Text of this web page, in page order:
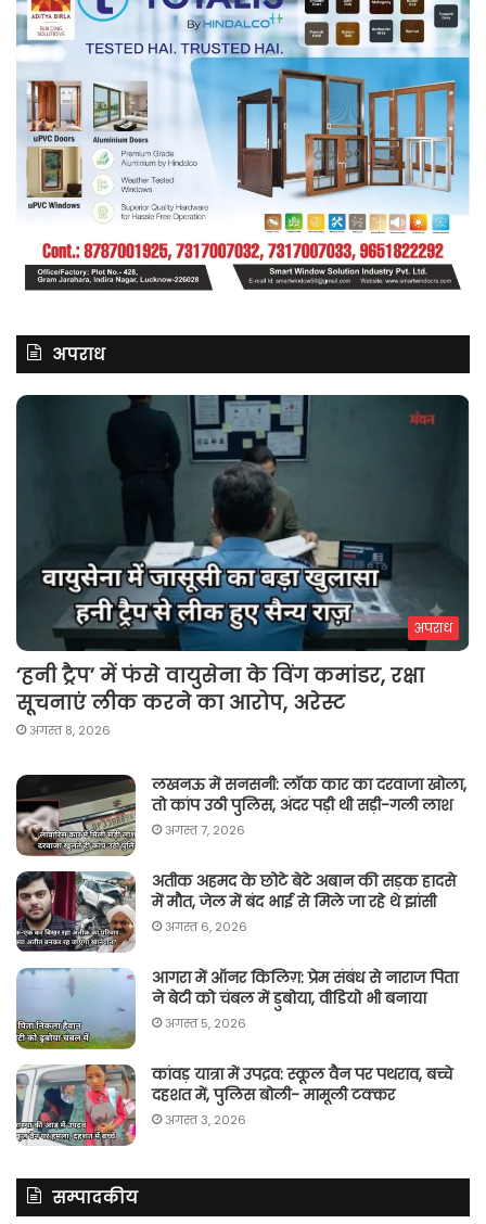
अपराध
अपराध
‘हनी ट्रैप’ में फंसे वायुसेना के विंग कमांडर, रक्षा
सूचनाएं लीक करने का आरोप, अरेस्ट
अगस्त 8, 2026
लखनऊ में सनसनी: लॉक कार का दरवाजा खोला,
तो कांप उठी पुलिस, अंदर पड़ी थी सड़ी-गली लाश
अगस्त 7, 2026
अतीक अहमद के छोटे बेटे अबान की सड़क हादसे
में मौत, जेल में बंद भाई से मिले जा रहे थे झांसी
अगस्त 6, 2026
आगरा में ऑनर किलिग़: प्रेम संबंध से नाराज पिता
ने बेटी को चंबल में डुबोया, वीडियो भी बनाया
अगस्त 5, 2026
कांवड़ यात्रा में उपद्रव: स्कूल वैन पर पथराव, बच्चे
दहशत में, पुलिस बोली- मामूली टक्कर
अगस्त 3, 2026
सम्पादकीय